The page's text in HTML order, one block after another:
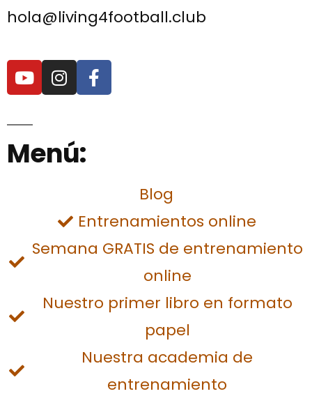
hola@living4football.club
Menú:
Blog
Entrenamientos online
Semana GRATIS de entrenamiento
online
Nuestro primer libro en formato
papel
Nuestra academia de
entrenamiento